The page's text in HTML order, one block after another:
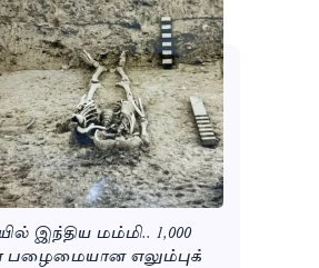
இந்திய மம்மி.. 1,000
எலும்புக்